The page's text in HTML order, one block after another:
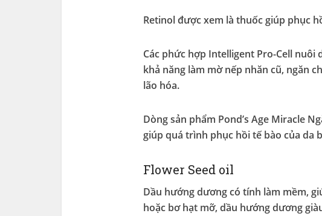
Retinol được xem là thuốc giúp phục
Các phức hợp Intelligent Pro-Cell
khả năng làm mờ nếp nhăn cũ, ngăn
lão hóa.
Dòng sản phẩm Pond’s Age Miracle
giúp quá trình phục hồi tế bào của da
Flower Seed oil
Dầu hướng dương có tính làm mềm,
hoặc bơ hạt mỡ, dầu hướng dương